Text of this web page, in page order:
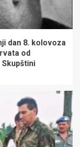
dan 8. kolovoza
od